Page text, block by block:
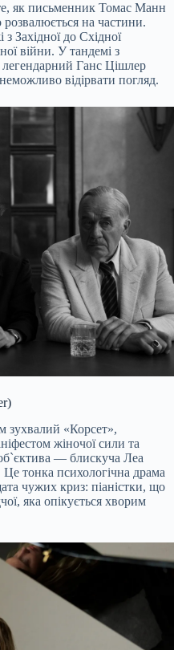
як письменник Томас Манн
розвалюється на частини.
Західної до Східної
війни. У тандемі з
Ганс Цішлер
відірвати погляд.
зухвалий «Корсет»,
жіночої сили та
— блискуча Леа
тонка психологічна драма
чужих криз: піаністки, що
яка опікується хворим